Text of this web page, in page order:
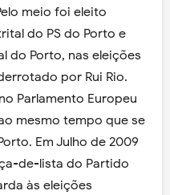
meio foi eleito
do PS do Porto e
do Porto, nas eleições
por Rui Rio.
Parlamento Europeu
mesmo tempo que se
Em Julho de 2009
de-lista do Partido
às eleições